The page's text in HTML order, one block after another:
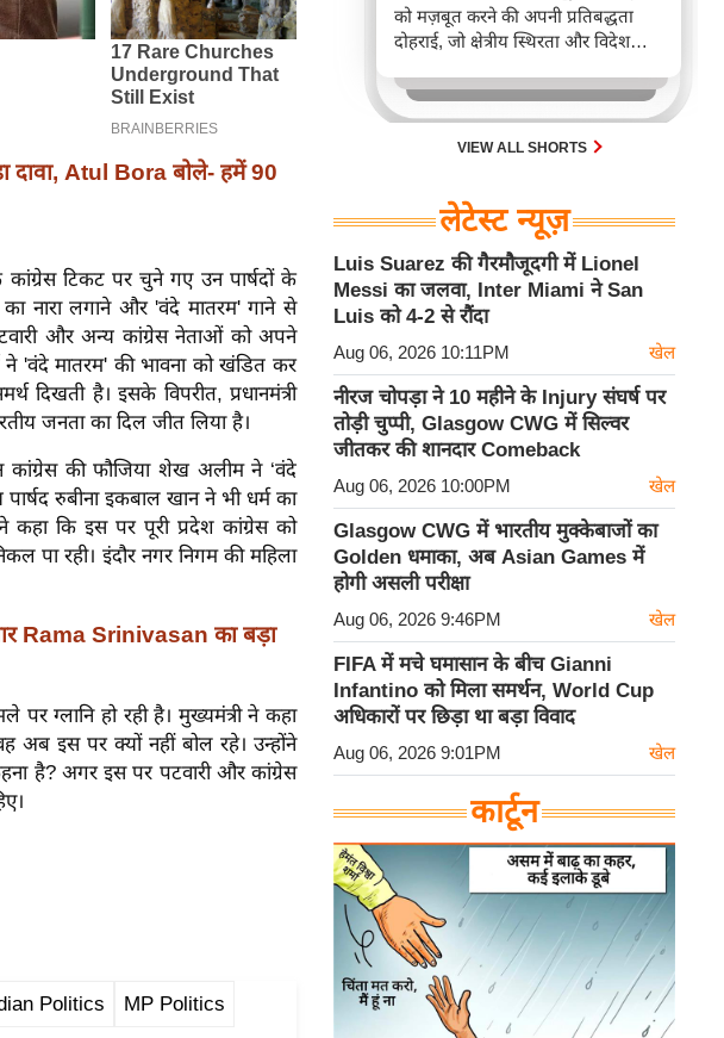
Atul Bora बोले- हमें 90
टिकट पर चुने गए उन पार्षदों के
का नारा लगाने और 'वंदे मातरम' गाने से
और अन्य कांग्रेस नेताओं को अपने
ने 'वंदे मातरम' की भावना को खंडित कर
दिखती है। इसके विपरीत, प्रधानमंत्री
जनता का दिल जीत लिया है।
की फौजिया शेख अलीम ने ‘वंदे
रुबीना इकबाल खान ने भी धर्म का
ने कहा कि इस पर पूरी प्रदेश कांग्रेस को
पा रही। इंदौर नगर निगम की महिला
Rama Srinivasan का बड़ा
ग्लानि हो रही है। मुख्यमंत्री ने कहा
अब इस पर क्यों नहीं बोल रहे। उन्होंने
है? अगर इस पर पटवारी और कांग्रेस
Politics MP Politics
को मज़बूत करने की अपनी प्रतिबद्धता
दोहराई, जो क्षेत्रीय स्थिरता और विदेश
करता है।
VIEW ALL SHORTS
लेटेस्ट न्यूज़
Luis Suarez की गैरमौजूदगी में Lionel
Messi का जलवा, Inter Miami ने San
Luis को 4-2 से रौंदा
Aug 06, 2026 10:11PM खेल
नीरज चोपड़ा ने 10 महीने के Injury संघर्ष पर
तोड़ी चुप्पी, Glasgow CWG में सिल्वर
जीतकर की शानदार Comeback
Aug 06, 2026 10:00PM खेल
Glasgow CWG में भारतीय मुक्केबाजों का
Golden धमाका, अब Asian Games में
होगी असली परीक्षा
Aug 06, 2026 9:46PM खेल
FIFA में मचे घमासान के बीच Gianni
Infantino को मिला समर्थन, World Cup
अधिकारों पर छिड़ा था बड़ा विवाद
Aug 06, 2026 9:01PM खेल
कार्टून